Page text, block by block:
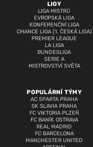
LIGY
LIGA MISTRŮ
EVROPSKÁ LIGA
KONFERENČNÍ LIGA
CHANCE LIGA (1. ČESKÁ LIGA)
PREMIER LEAGUE
LA LIGA
BUNDESLIGA
SERIE A
MISTROVSTVÍ SVĚTA
POPULÁRNÍ TÝMY
AC SPARTA PRAHA
SK SLAVIA PRAHA
FC VIKTORIA PLZEŇ
FC BANÍK OSTRAVA
REAL MADRID
FC BARCELONA
MANCHESTER UNITED